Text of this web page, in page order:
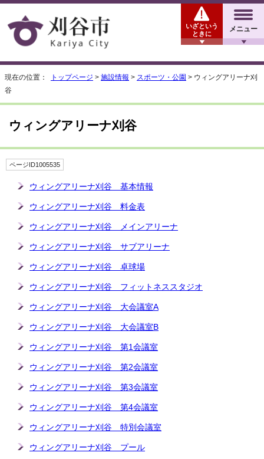
メニュー
いざという
ときに
現在の位置： トップページ > 施設情報 > スポーツ・公園 > ウィングアリーナ刈
谷
ウィングアリーナ刈谷
ページID1005535
ウィングアリーナ刈谷 基本情報
ウィングアリーナ刈谷 料金表
ウィングアリーナ刈谷 メインアリーナ
ウィングアリーナ刈谷 サブアリーナ
ウィングアリーナ刈谷 卓球場
ウィングアリーナ刈谷 フィットネススタジオ
ウィングアリーナ刈谷 大会議室A
ウィングアリーナ刈谷 大会議室B
ウィングアリーナ刈谷 第1会議室
ウィングアリーナ刈谷 第2会議室
ウィングアリーナ刈谷 第3会議室
ウィングアリーナ刈谷 第4会議室
ウィングアリーナ刈谷 特別会議室
ウィングアリーナ刈谷 プール